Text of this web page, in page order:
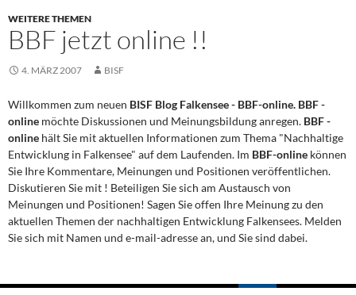
WEITERE THEMEN
BBF jetzt online !!
4. MÄRZ 2007 BISF
Willkommen zum neuen BISF Blog Falkensee - BBF-online. BBF -
online möchte Diskussionen und Meinungsbildung anregen. BBF -
online hält Sie mit aktuellen Informationen zum Thema "Nachhaltige
Entwicklung in Falkensee" auf dem Laufenden. Im BBF-online können
Sie Ihre Kommentare, Meinungen und Positionen veröffentlichen.
Diskutieren Sie mit ! Beteiligen Sie sich am Austausch von
Meinungen und Positionen! Sagen Sie offen Ihre Meinung zu den
aktuellen Themen der nachhaltigen Entwicklung Falkensees. Melden
Sie sich mit Namen und e-mail-adresse an, und Sie sind dabei.